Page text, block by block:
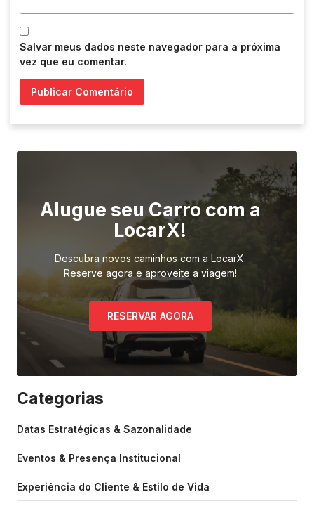
Salvar meus dados neste navegador para a próxima
vez que eu comentar.
Alugue seu Carro com a
LocarX!
Descubra novos caminhos com a LocarX.
Reserve agora e aproveite a viagem!
RESERVAR AGORA
Categorias
Datas Estratégicas & Sazonalidade
Eventos & Presença Institucional
Experiência do Cliente & Estilo de Vida